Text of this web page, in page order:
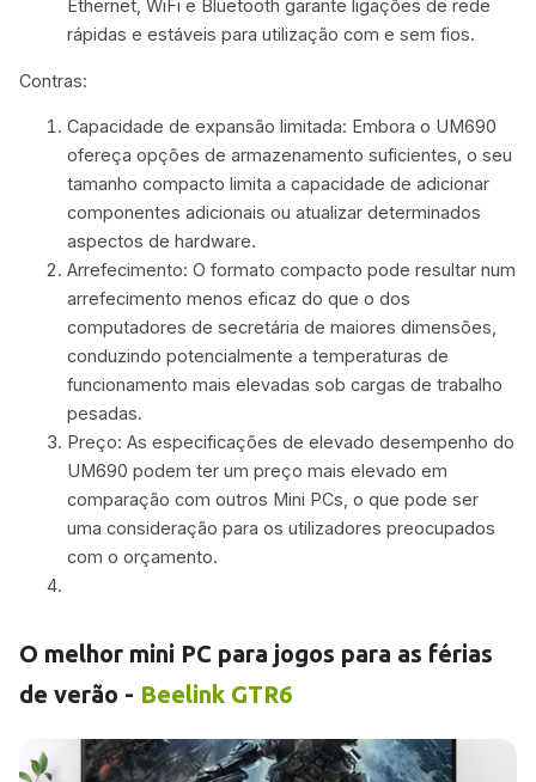
Ethernet, WiFi e Bluetooth garante ligações de rede
rápidas e estáveis para utilização com e sem fios.
Contras:
Capacidade de expansão limitada: Embora o UM690
ofereça opções de armazenamento suficientes, o seu
tamanho compacto limita a capacidade de adicionar
componentes adicionais ou atualizar determinados
aspectos de hardware.
Arrefecimento: O formato compacto pode resultar num
arrefecimento menos eficaz do que o dos
computadores de secretária de maiores dimensões,
conduzindo potencialmente a temperaturas de
funcionamento mais elevadas sob cargas de trabalho
pesadas.
Preço: As especificações de elevado desempenho do
UM690 podem ter um preço mais elevado em
comparação com outros Mini PCs, o que pode ser
uma consideração para os utilizadores preocupados
com o orçamento.
O melhor mini PC para jogos para as férias
de verão - Beelink GTR6